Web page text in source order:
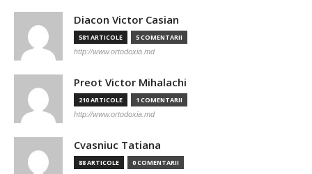
Diacon Victor Casian
581 ARTICOLE 5 COMENTARII
http://www.ortodoxia.md
Preot Victor Mihalachi
210 ARTICOLE 1 COMENTARII
http://www.ortodoxia.md
Cvasniuc Tatiana
88 ARTICOLE 0 COMENTARII